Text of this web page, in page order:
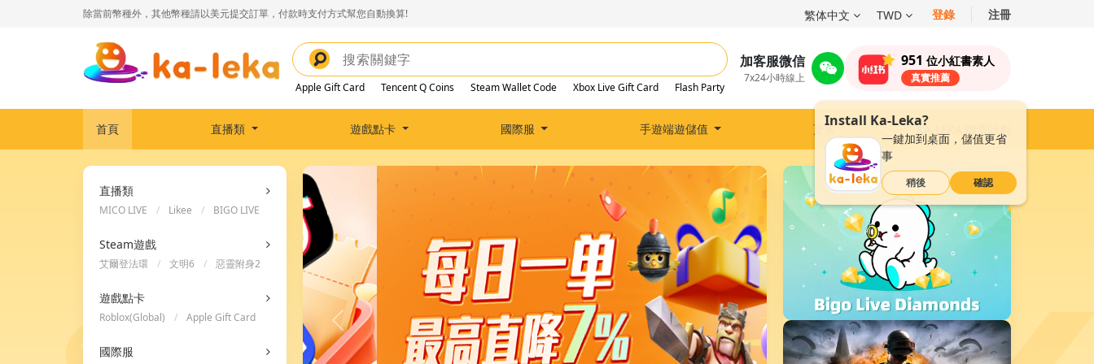
除當前幣種外，其他幣種請以美元提交訂單，付款時支付方式幫您自動換算! 繁体中文 TWD 登錄 注冊
Apple Gift Card Tencent Q Coins Steam Wallet Code Xbox Live Gift Card Flash Party
加客服微信
7x24小時線上
Install Ka-Leka?
一鍵加到桌面，儲值更省
事
稍後 確認
951 位小紅書素人
真實推薦
首頁 直播類 遊戲點卡 國際服 手遊端遊儲值 更多 KA-LEKA 聯盟計劃
直播類
MICO LIVE / Likee / BIGO LIVE
Steam遊戲
艾爾登法環 / 文明6 / 惡靈附身2
遊戲點卡
Roblox(Global) /
Apple Gift Card
國際服